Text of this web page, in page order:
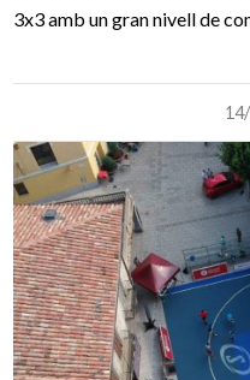
3x3 amb un gran nivell de